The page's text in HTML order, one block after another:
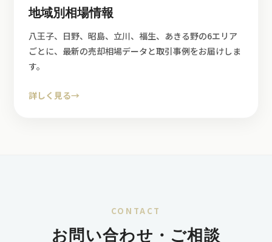
地域別相場情報
八王子、日野、昭島、立川、福生、あきる野の6エリア
ごとに、最新の売却相場データと取引事例をお届けしま
す。
詳しく見る→
CONTACT
お問い合わせ・ご相談